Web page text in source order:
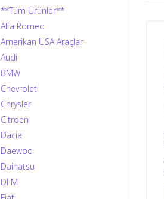
**Tüm Ürünler**
Alfa Romeo
Amerikan USA Araçlar
Audi
BMW
Chevrolet
Chrysler
Citroen
Dacia
Daewoo
Daihatsu
DFM